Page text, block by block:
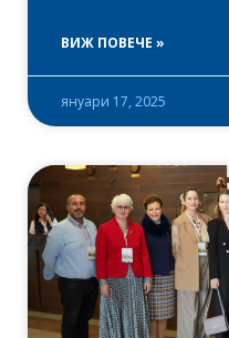
ВИЖ ПОВЕЧЕ »
януари 17, 2025